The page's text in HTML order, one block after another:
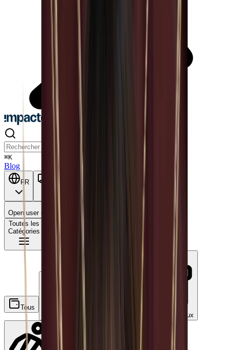
⌘K
Blog
FR
Open user menu
Toutes les
Catégories
Tous
Chèques-cadeaux